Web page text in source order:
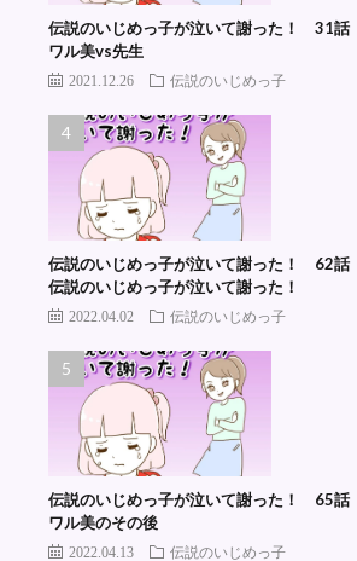
伝説のいじめっ子が泣いて謝った！ 31話
ワル美vs先生
2021.12.26 伝説のいじめっ子
伝説のいじめっ子が泣いて謝った！ 62話
伝説のいじめっ子が泣いて謝った！
2022.04.02 伝説のいじめっ子
伝説のいじめっ子が泣いて謝った！ 65話
ワル美のその後
2022.04.13 伝説のいじめっ子